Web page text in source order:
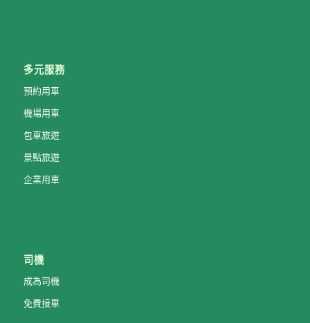
多元服務
預約用車
機場用車
包車旅遊
景點旅遊
企業用車
司機
成為司機
免費接單